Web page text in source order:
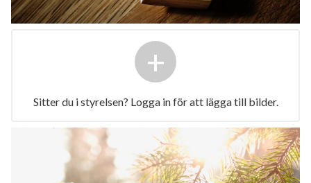
+
Sitter du i styrelsen? Logga in för att lägga till bilder.